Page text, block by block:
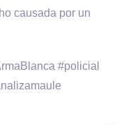
causada por un
#policial